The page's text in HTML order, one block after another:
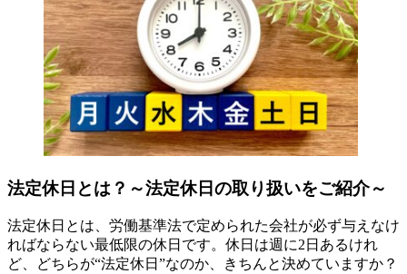
法定休日とは？～法定休日の取り扱いをご紹介～
法定休日とは、労働基準法で定められた会社が必ず与えなけ
ればならない最低限の休日です。休日は週に2日あるけれ
ど、どちらが“法定休日”なのか、きちんと決めていますか？